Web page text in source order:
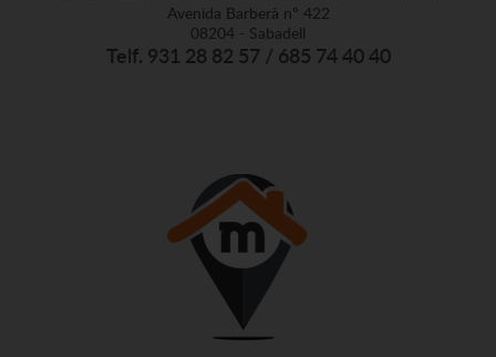
Avenida Barberà nº 422
08204 - Sabadell
Telf. 931 28 82 57 / 685 74 40 40